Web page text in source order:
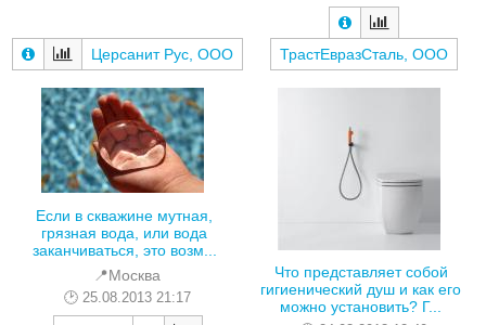
Церсанит Рус, ООО ТрастЕвразСталь, ООО
Если в скважине мутная,
грязная вода, или вода
заканчиваться, это возм...
📍Москва
25.08.2013 21:17
Что представляет собой
гигиенический душ и как его
можно установить? Г...